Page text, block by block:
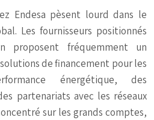
Endesa pèsent lourd dans le
Les fournisseurs positionnés
proposent fréquemment un
de financement pour les
énergétique, des
partenariats avec les réseaux
sur les grands comptes,